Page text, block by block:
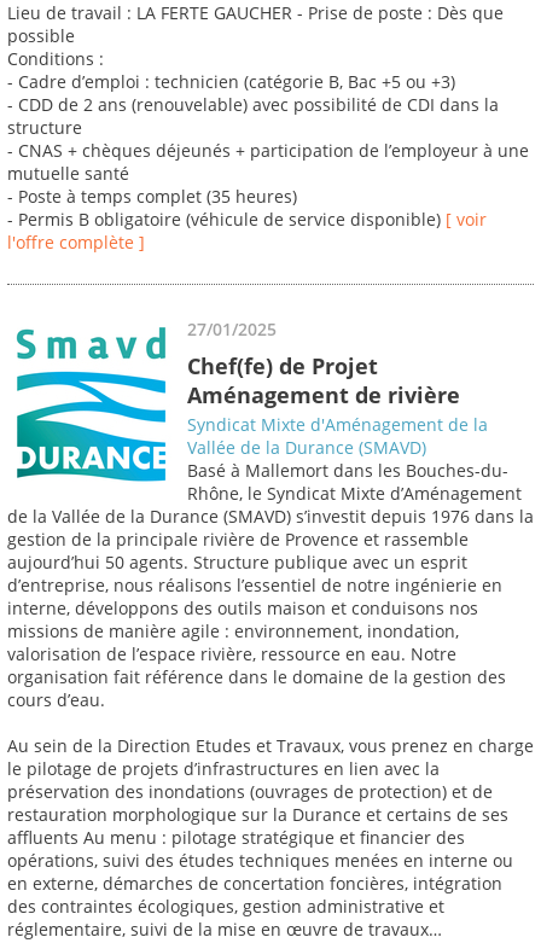
Lieu de travail : LA FERTE GAUCHER - Prise de poste : Dès que
possible
Conditions :
- Cadre d’emploi : technicien (catégorie B, Bac +5 ou +3)
- CDD de 2 ans (renouvelable) avec possibilité de CDI dans la
structure
- CNAS + chèques déjeunés + participation de l’employeur à une
mutuelle santé
- Poste à temps complet (35 heures)
- Permis B obligatoire (véhicule de service disponible) [ voir
l'offre complète ]
27/01/2025
Chef(fe) de Projet
Aménagement de rivière
Syndicat Mixte d'Aménagement de la
Vallée de la Durance (SMAVD)
Basé à Mallemort dans les Bouches-du-
Rhône, le Syndicat Mixte d’Aménagement
de la Vallée de la Durance (SMAVD) s’investit depuis 1976 dans la
gestion de la principale rivière de Provence et rassemble
aujourd’hui 50 agents. Structure publique avec un esprit
d’entreprise, nous réalisons l’essentiel de notre ingénierie en
interne, développons des outils maison et conduisons nos
missions de manière agile : environnement, inondation,
valorisation de l’espace rivière, ressource en eau. Notre
organisation fait référence dans le domaine de la gestion des
cours d’eau.
Au sein de la Direction Etudes et Travaux, vous prenez en charge
le pilotage de projets d’infrastructures en lien avec la
préservation des inondations (ouvrages de protection) et de
restauration morphologique sur la Durance et certains de ses
affluents Au menu : pilotage stratégique et financier des
opérations, suivi des études techniques menées en interne ou
en externe, démarches de concertation foncières, intégration
des contraintes écologiques, gestion administrative et
réglementaire, suivi de la mise en œuvre de travaux…